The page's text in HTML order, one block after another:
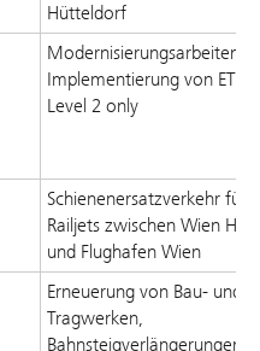
Hütteldorf
Modernisierungsarbeiten,
Implementierung von ETCS
Level 2 only
Schienenersatzverkehr für
Railjets zwischen Wien Hbf
und Flughafen Wien
Erneuerung von Bau- und
Tragwerken,
Bahnsteigverlängerungen,